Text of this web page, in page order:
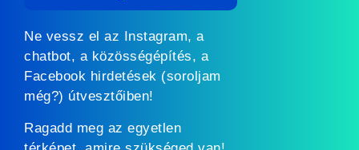
Ne vessz el az Instagram, a
chatbot, a közösségépítés, a
Facebook hirdetések (soroljam
még?) útvesztőiben!
Ragadd meg az egyetlen